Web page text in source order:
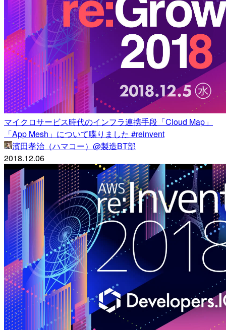
マイクロサービス時代のインフラ連携手段「Cloud Map」
「App Mesh」について喋りました #reinvent
濱田孝治（ハマコー）@製造BT部
2018.12.06